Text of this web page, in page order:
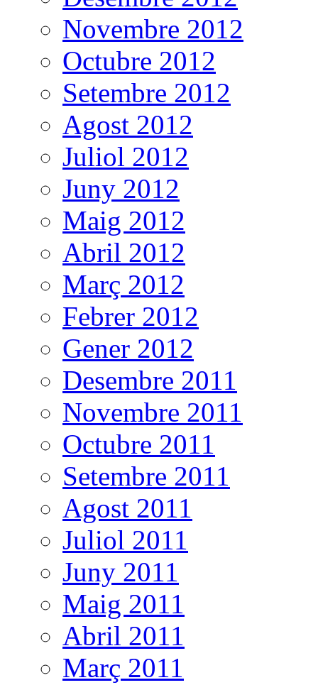
Novembre 2012
Octubre 2012
Setembre 2012
Agost 2012
Juliol 2012
Juny 2012
Maig 2012
Abril 2012
Març 2012
Febrer 2012
Gener 2012
Desembre 2011
Novembre 2011
Octubre 2011
Setembre 2011
Agost 2011
Juliol 2011
Juny 2011
Maig 2011
Abril 2011
Març 2011